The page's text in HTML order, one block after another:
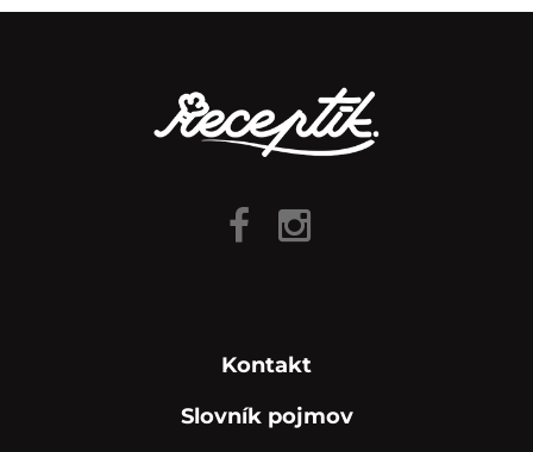
Kontakt
Slovník pojmov